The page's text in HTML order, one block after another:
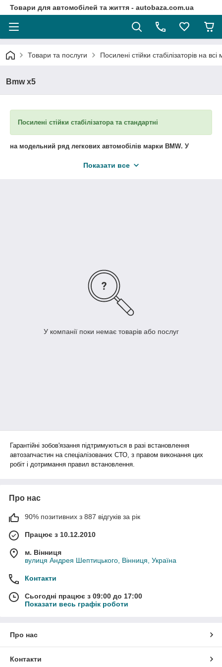
Товари для автомобілей та життя - autobaza.com.ua
Товари та послуги Посилені стійки стабілізаторів на
Bmw x5
Посилені стійки стабілізатора та стандартні
на модельний ряд легкових автомобілів марки BMW. У
Показати все
У компанії поки немає товарів або послуг
Гарантійні зобов'язання підтримуються в разі встановлення
автозапчастин на спеціалізованих СТО, з правом виконання цих
робіт і дотримання правил встановлення.
Про нас
90% позитивних з 887 відгуків за рік
Працює з 10.12.2010
м. Вінниця
вулиця Андрея Шептицького, Вінниця, Україна
Контакти
Сьогодні працює з 09:00 до 17:00
Показати весь графік роботи
Про нас
Контакти